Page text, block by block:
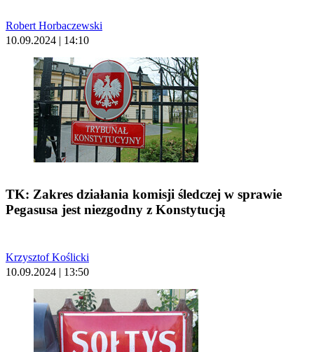
Robert Horbaczewski
10.09.2024 | 14:10
TK: Zakres działania komisji śledczej w sprawie
Pegasusa jest niezgodny z Konstytucją
Krzysztof Koślicki
10.09.2024 | 13:50